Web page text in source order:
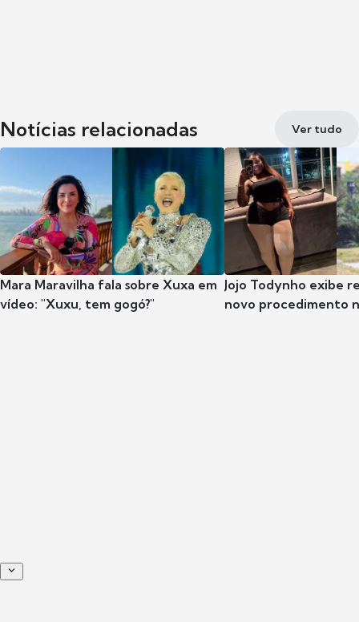
Notícias relacionadas Ver tudo
Mara Maravilha fala sobre Xuxa em
vídeo: "Xuxu, tem gogó?"
Jojo Todynho exibe
novo procedimento